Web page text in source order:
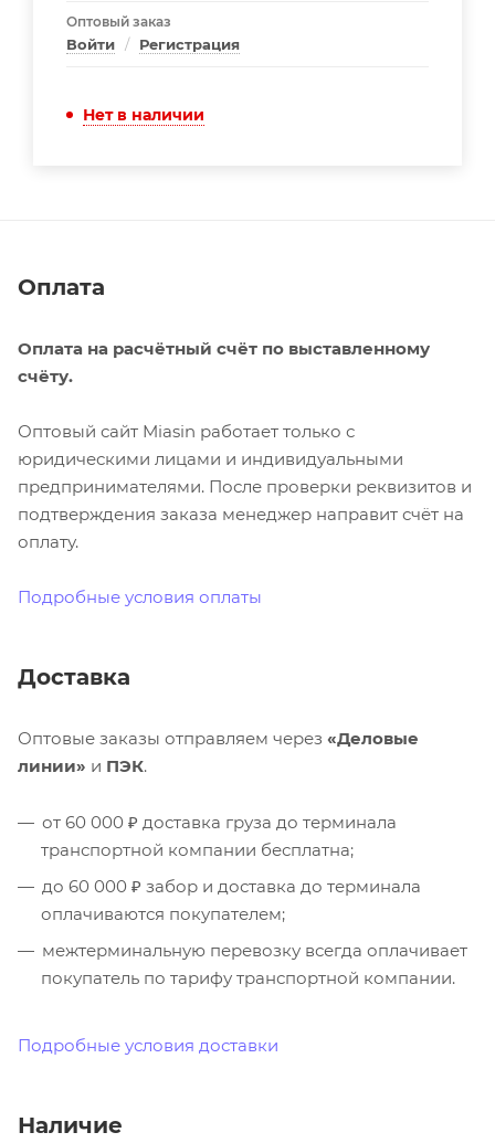
Оптовый заказ
Войти / Регистрация
Нет в наличии
Оплата
Оплата на расчётный счёт по выставленному
счёту.
Оптовый сайт Miasin работает только с
юридическими лицами и индивидуальными
предпринимателями. После проверки реквизитов и
подтверждения заказа менеджер направит счёт на
оплату.
Подробные условия оплаты
Доставка
Оптовые заказы отправляем через «Деловые
линии» и ПЭК.
от 60 000 ₽ доставка груза до терминала
транспортной компании бесплатна;
до 60 000 ₽ забор и доставка до терминала
оплачиваются покупателем;
межтерминальную перевозку всегда оплачивает
покупатель по тарифу транспортной компании.
Подробные условия доставки
Наличие